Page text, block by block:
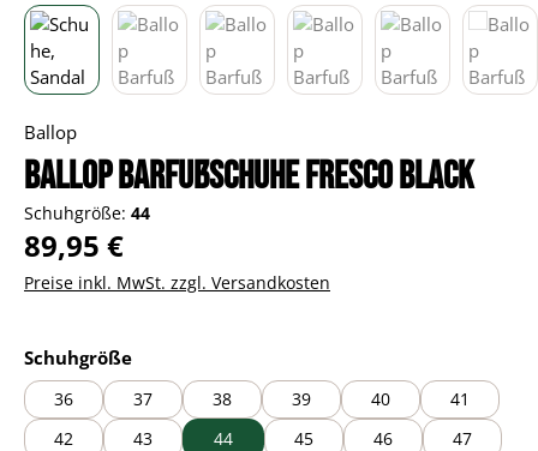
Ballop
Ballop Barfußschuhe Fresco black
Schuhgröße: 44
Regulärer Preis:
89,95 €
Preise inkl. MwSt. zzgl. Versandkosten
Schuhgrößeauswählen
36 37 38 39 40
41
42
43 44 45 46
47